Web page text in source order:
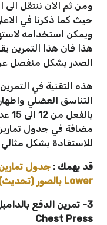
ومن ثم الان ننتقل الى
حيث كما ذكرنا في
ويمكن استخدامه
هذا فان هذا التمرين
الصدر بشكل منفصل
هذه التقنية في
التناسق العضلي
مضافة في جدول
للاستفادة بشكل
قد يهمك :
Lower بالصور (تحديث)
Chest Press